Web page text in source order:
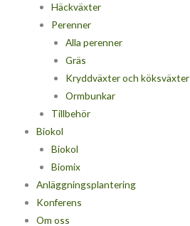
Häckväxter
Perenner
Alla perenner
Gräs
Kryddväxter och köksväxter
Ormbunkar
Tillbehör
Biokol
Biokol
Biomix
Anläggningsplantering
Konferens
Om oss